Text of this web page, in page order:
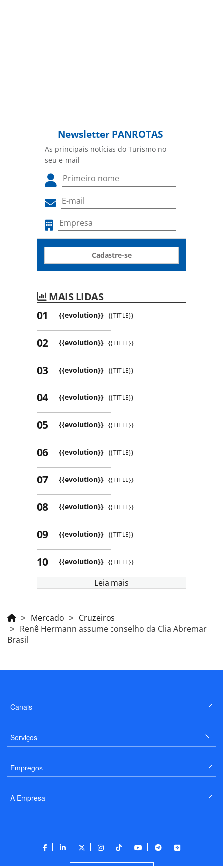
Newsletter PANROTAS
As principais notícias do Turismo no
seu e-mail
Cadastre-se
MAIS LIDAS
{{evolution}} {{TITLE}}
{{evolution}} {{TITLE}}
{{evolution}} {{TITLE}}
{{evolution}} {{TITLE}}
{{evolution}} {{TITLE}}
{{evolution}} {{TITLE}}
{{evolution}} {{TITLE}}
{{evolution}} {{TITLE}}
{{evolution}} {{TITLE}}
{{evolution}} {{TITLE}}
Leia mais
Mercado
Cruzeiros
Renê Hermann assume conselho da Clia Abremar
Brasil
Canais
Serviços
Empregos
A Empresa